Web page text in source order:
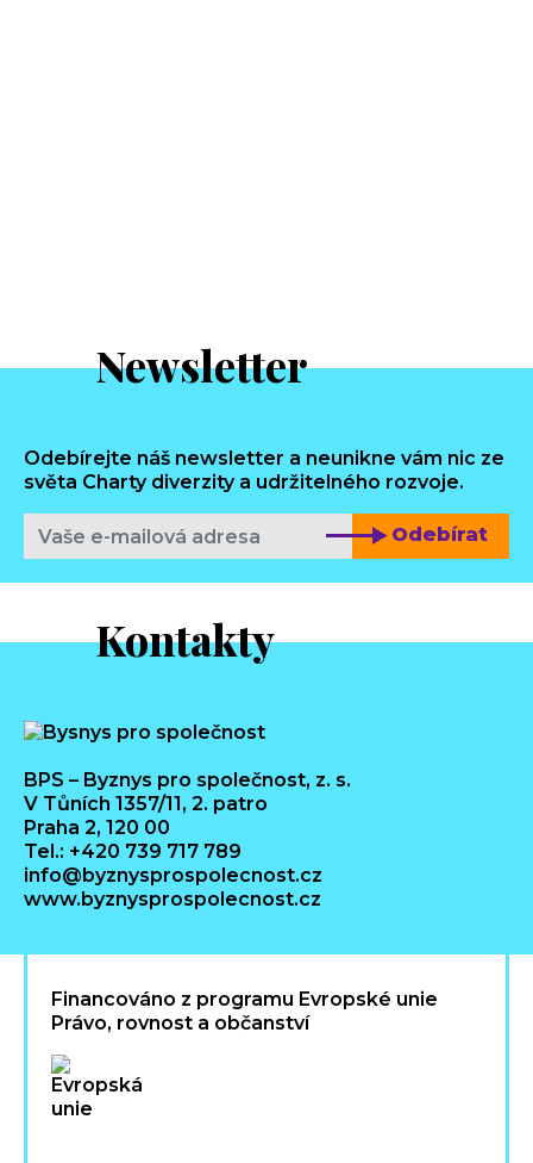
Newsletter
Odebírejte náš newsletter a neunikne vám nic ze
světa Charty diverzity a udržitelného rozvoje.
Odebírat
Kontakty
BPS – Byznys pro společnost, z. s.
V Tůních 1357/11, 2. patro
Praha 2, 120 00
Tel.: +420 739 717 789
info@byznysprospolecnost.cz
www.byznysprospolecnost.cz
Financováno z programu Evropské unie
Právo, rovnost a občanství